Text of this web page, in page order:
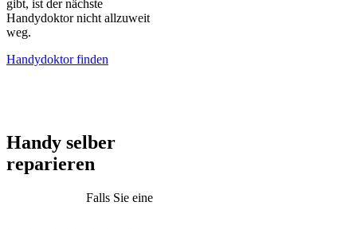
gibt, ist der nächste
Handydoktor nicht allzuweit
weg.
Handydoktor finden
Handy selber
reparieren
Falls Sie eine